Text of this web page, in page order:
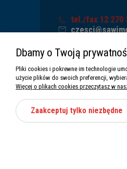
tel./fax 12 270
32-080 Zabierzów
NIP: 5130284470
REGON: 5246591010
Dbamy o Twoją
Pliki cookies i pokrewne im technologie
użycie plików do swoich preferencji,
Więcej o plikach cookies przeczytasz w
Zaakceptuj tylko niezbędne